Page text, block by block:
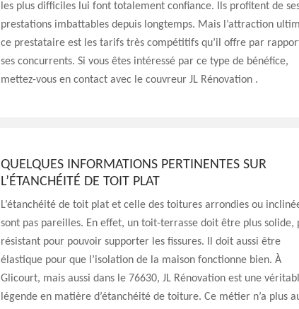
les plus difficiles lui font totalement confiance. Ils profitent de
prestations imbattables depuis longtemps. Mais l’attraction
ce prestataire est les tarifs très compétitifs qu’il offre par
ses concurrents. Si vous êtes intéressé par ce type de bénéfice,
mettez-vous en contact avec le couvreur JL Rénovation .
QUELQUES INFORMATIONS PERTINENTES SUR
L’ÉTANCHÉITÉ DE TOIT PLAT
L’étanchéité de toit plat et celle des toitures arrondies ou
sont pas pareilles. En effet, un toit-terrasse doit être plus solide,
résistant pour pouvoir supporter les fissures. Il doit aussi être
élastique pour que l’isolation de la maison fonctionne bien. À
Glicourt, mais aussi dans le 76630, JL Rénovation est une
légende en matière d’étanchéité de toiture. Ce métier n’a plus